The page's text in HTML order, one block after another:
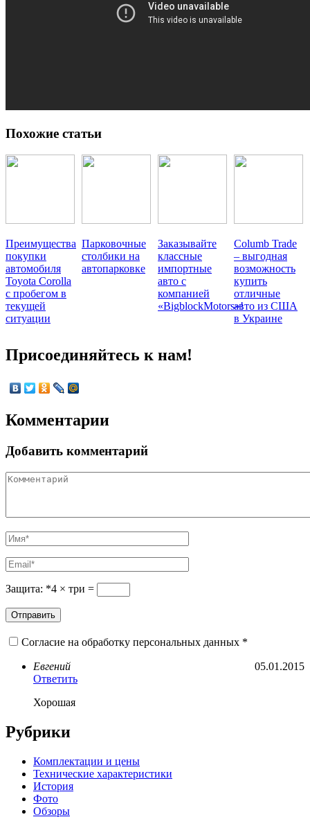
Похожие статьи
Преимущества
покупки
автомобиля
Toyota Corolla
с пробегом в
текущей
ситуации
Парковочные
столбики на
автопарковке
Заказывайте
классные
импортные
авто с
компанией
«BigblockMotors»!
Columb Trade
– выгодная
возможность
купить
отличные
авто из США
в Украине
Присоединяйтесь к нам!
Комментарии
Добавить комментарий
Защита: *4 × три =
Согласие на обработку персональных данных *
05.01.2015
Евгений
Ответить
Хорошая
Рубрики
Комплектации и цены
Технические характеристики
История
Фото
Обзоры